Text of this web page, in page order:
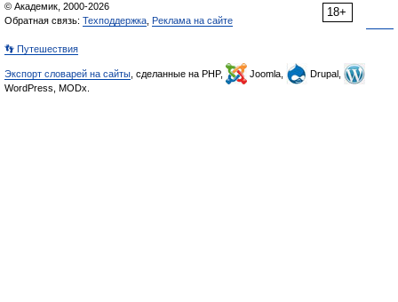
18+
© Академик, 2000-2026
Обратная связь: Техподдержка Реклама на сайте
👣 Путешествия
Экспорт словарей на сайты , сделанные на PHP, Joomla,
Drupal,
WordPress, MODx.